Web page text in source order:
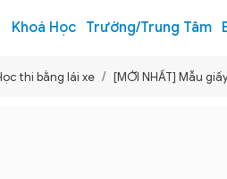
Khoá Học Trường/Trung Tâm
thi bằng lái xe [MỚI NHẤT] Mẫu